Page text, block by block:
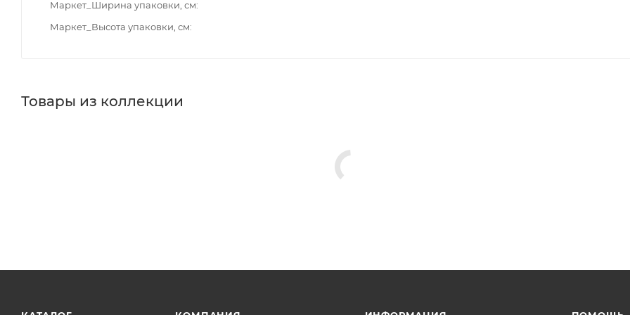
Маркет_Ширина упаковки, см
Маркет_Высота упаковки, см
Товары из коллекции